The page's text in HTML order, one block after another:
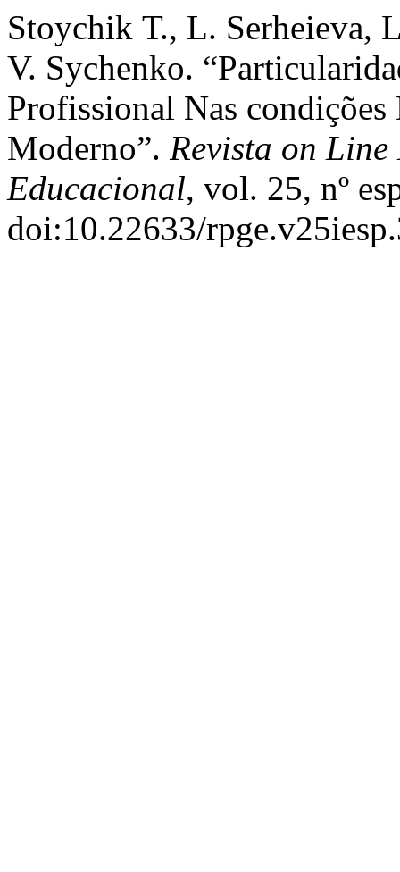
Stoychik Т., L. Serheieva,
V. Sychenko.
Profissional Nas
Moderno”. Revista on
Educacional, vol. 25, nº
doi:10.22633/